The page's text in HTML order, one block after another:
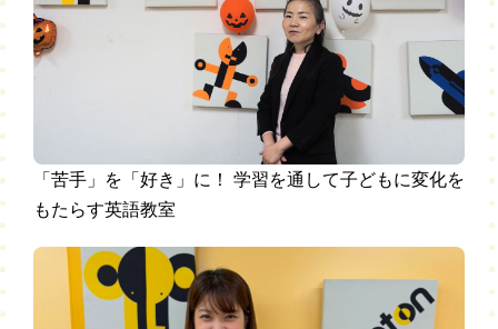
「苦手」を「好き」に！ 学習を通して子どもに変化を
もたらす英語教室